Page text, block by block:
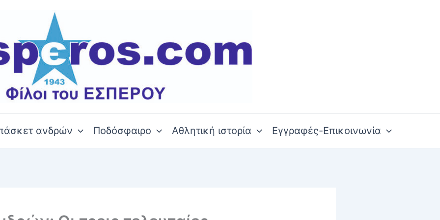
ανδρών Ποδόσφαιρο Αθλητική ιστορία Εγγραφές-Επικοινωνία